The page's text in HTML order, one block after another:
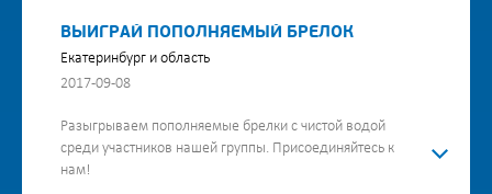
ВЫИГРАЙ ПОПОЛНЯЕМЫЙ БРЕЛОК
Екатеринбург и область
2017-09-08
Разыгрываем пополняемые брелки с чистой водой
среди участников нашей группы. Присоединяйтесь к
нам!